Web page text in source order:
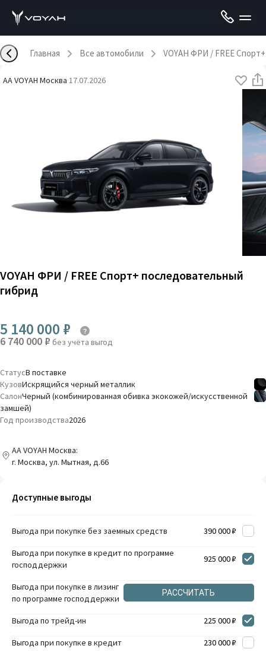
Главная Все автомобили VOYAH ФРИ / FREE
AA VOYAH Москва·17.07.2026
VOYAH ФРИ / FREE Спорт+ последовательный
гибрид
5 140 000 ₽
6 740 000 ₽ без учёта выгод
СтатусВ поставке
КузовИскрящийся черный металлик
СалонЧерный (комбинированная обивка экокожей/искусственной
замшей)
Год производства2026
AA VOYAH Москва:
г. Москва, ул. Мытная, д.66
Доступные выгоды
Выгода при покупке без заемных средств 390 000 ₽
Выгода при покупке в кредит по программе
господдержки
925 000 ₽
Выгода при покупке в лизинг
по программе господдержки
РАССЧИТАТЬ
Выгода по трейд-ин 225 000 ₽
Выгода при покупке в кредит 230 000 ₽